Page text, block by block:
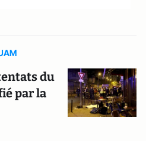
du
par la